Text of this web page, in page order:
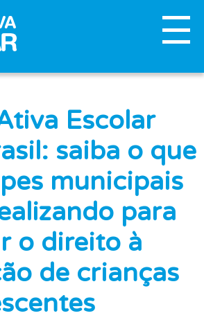
Escolar
saiba o que
municipais
para
o direito à
de crianças